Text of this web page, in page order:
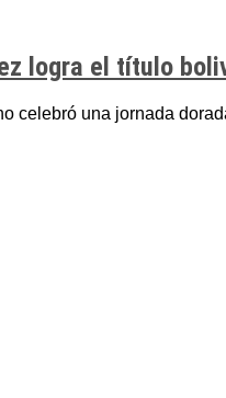
logra el título
celebró una jornada